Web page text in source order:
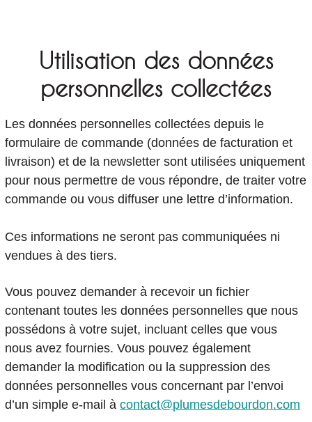
Utilisation des données
personnelles collectées
Les données personnelles collectées depuis le
formulaire de commande (données de facturation et
livraison) et de la newsletter sont utilisées uniquement
pour nous permettre de vous répondre, de traiter votre
commande ou vous diffuser une lettre d’information.
Ces informations ne seront pas communiquées ni
vendues à des tiers.
Vous pouvez demander à recevoir un fichier
contenant toutes les données personnelles que nous
possédons à votre sujet, incluant celles que vous
nous avez fournies. Vous pouvez également
demander la modification ou la suppression des
données personnelles vous concernant par l’envoi
d’un simple e-mail àcontact@plumesdebourdon.com